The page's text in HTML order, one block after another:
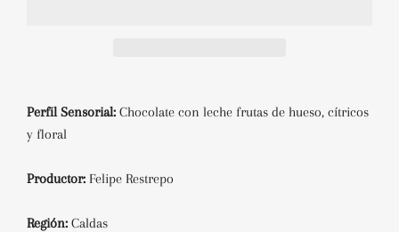
Perfil Sensorial: Chocolate con leche frutas de hueso, cítricos
y floral
Productor: Felipe Restrepo
Región: Caldas